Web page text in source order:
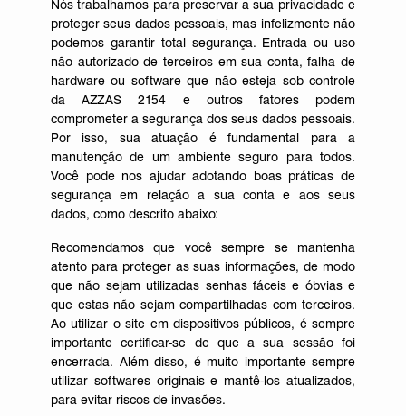
Nós trabalhamos para preservar a sua privacidade e
proteger seus dados pessoais, mas infelizmente não
podemos garantir total segurança. Entrada ou uso
não autorizado de terceiros em sua conta, falha de
hardware ou software que não esteja sob controle
da AZZAS 2154 e outros fatores podem
comprometer a segurança dos seus dados pessoais.
Por isso, sua atuação é fundamental para a
manutenção de um ambiente seguro para todos.
Você pode nos ajudar adotando boas práticas de
segurança em relação a sua conta e aos seus
dados, como descrito abaixo:
Recomendamos que você sempre se mantenha
atento para proteger as suas informações, de modo
que não sejam utilizadas senhas fáceis e óbvias e
que estas não sejam compartilhadas com terceiros.
Ao utilizar o site em dispositivos públicos, é sempre
importante certificar-se de que a sua sessão foi
encerrada. Além disso, é muito importante sempre
utilizar softwares originais e mantê-los atualizados,
para evitar riscos de invasões.